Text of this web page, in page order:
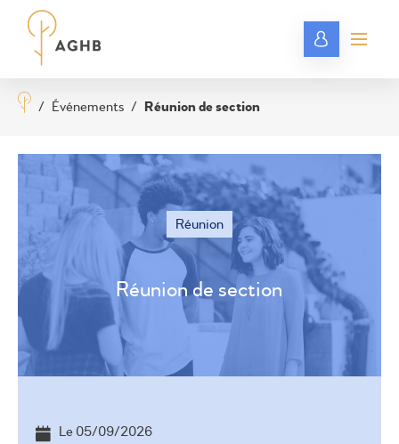
/ Événements / Réunion de section
Réunion
Réunion de section
©
Le 05/09/2026